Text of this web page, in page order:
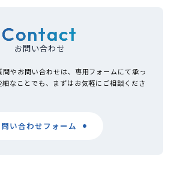
Contact
お問い合わせ
やお問い合わせは、専用フォームにて承っ
なことでも、まずはお気軽にご相談くださ
い合わせフォーム